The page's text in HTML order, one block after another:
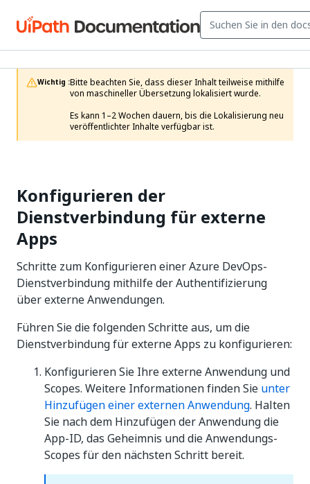
Wichtig :Bitte beachten Sie, dass dieser Inhalt teilweise mithilfe
von maschineller Übersetzung lokalisiert wurde.
Es kann 1–2 Wochen dauern, bis die Lokalisierung neu
veröffentlichter Inhalte verfügbar ist.
Konfigurieren der
Dienstverbindung für externe
Apps
Schritte zum Konfigurieren einer Azure DevOps-
Dienstverbindung mithilfe der Authentifizierung
über externe Anwendungen.
Führen Sie die folgenden Schritte aus, um die
Dienstverbindung für externe Apps zu konfigurieren:
Konfigurieren Sie Ihre externe Anwendung und
Scopes. Weitere Informationen finden Sie unter
Hinzufügen einer externen Anwendung. Halten
Sie nach dem Hinzufügen der Anwendung die
App-ID, das Geheimnis und die Anwendungs-
Scopes für den nächsten Schritt bereit.